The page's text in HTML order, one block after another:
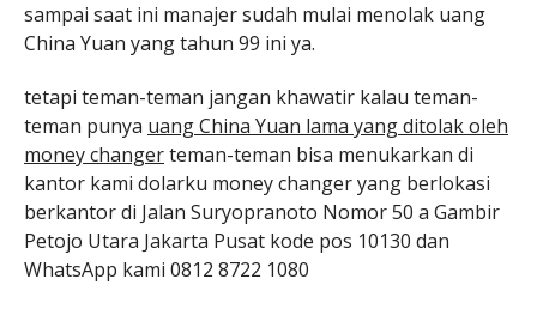
sampai saat ini manajer sudah mulai menolak uang
China Yuan yang tahun 99 ini ya.
tetapi teman-teman jangan khawatir kalau teman-
teman punya uang China Yuan lama yang ditolak oleh
money changerteman-teman bisa menukarkan di
kantor kami dolarku money changer yang berlokasi
berkantor di Jalan Suryopranoto Nomor 50 a Gambir
Petojo Utara Jakarta Pusat kode pos 10130 dan
WhatsApp kami 0812 8722 1080